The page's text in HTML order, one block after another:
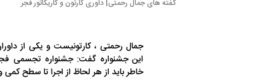
گفته های جمال رحمتی| داوری کارتون و کاریکاتور فجر
جمال رحمتی ، کارتونیست و یکی از
این جشنواره گفت: جشنواره تجسمی
خاطر باید از هر لحاظ از اجرا تا سطح